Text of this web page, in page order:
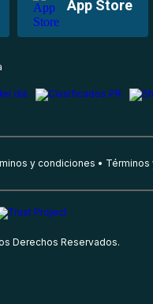
App Store
y condiciones
Derechos Reservados.